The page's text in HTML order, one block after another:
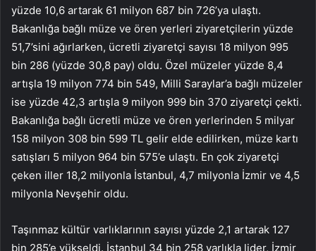
yüzde 10,6 artarak 61 milyon 687 bin 726’ya ulaştı.
Bakanlığa bağlı müze ve ören yerleri ziyaretçilerin yüzde
51,7’sini ağırlarken, ücretli ziyaretçi sayısı 18 milyon 995
bin 286 (yüzde 30,8 pay) oldu. Özel müzeler yüzde 8,4
artışla 19 milyon 774 bin 549, Milli Saraylar’a bağlı müzeler
ise yüzde 42,3 artışla 9 milyon 999 bin 370 ziyaretçi çekti.
Bakanlığa bağlı ücretli müze ve ören yerlerinden 5 milyar
158 milyon 308 bin 599 TL gelir elde edilirken, müze kartı
satışları 5 milyon 964 bin 575’e ulaştı. En çok ziyaretçi
çeken iller 18,2 milyonla İstanbul, 4,7 milyonla İzmir ve 4,5
milyonla Nevşehir oldu.
Taşınmaz kültür varlıklarının sayısı yüzde 2,1 artarak 127
bin 285’e yükseldi. İstanbul 34 bin 258 varlıkla lider, İzmir